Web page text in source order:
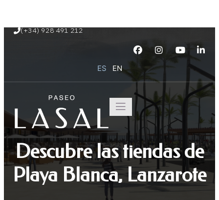
(+34) 928 491 212
ES EN
Descubre las tiendas de
Playa Blanca, Lanzarote